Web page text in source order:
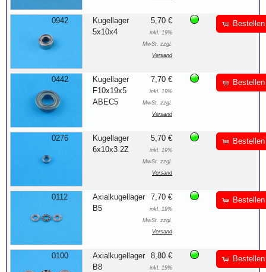
0942
Kugellager
5x10x4
5,70 €
inkl. 19%
MwSt. zzgl.
Versand
Bestellen
0442
Kugellager
F10x19x5
ABEC5
7,70 €
inkl. 19%
MwSt. zzgl.
Versand
Bestellen
0276
Kugellager
6x10x3 2Z
5,70 €
inkl. 19%
MwSt. zzgl.
Versand
Bestellen
0112
Axialkugellager
B5
7,70 €
inkl. 19%
MwSt. zzgl.
Versand
Bestellen
0100
Axialkugellager
B8
8,80 €
inkl. 19%
Bestellen